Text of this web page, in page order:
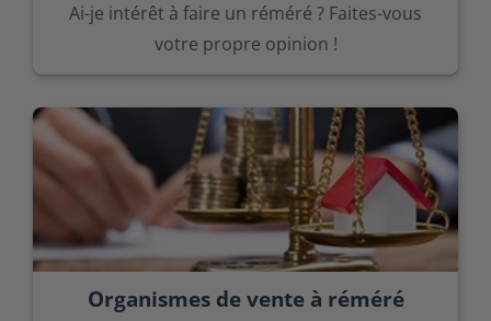
Ai-je intérêt à faire un réméré ? Faites-vous
votre propre opinion !
Organismes de vente à réméré